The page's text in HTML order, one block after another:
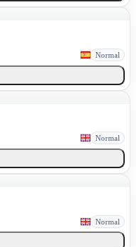
Normal
Normal
Normal